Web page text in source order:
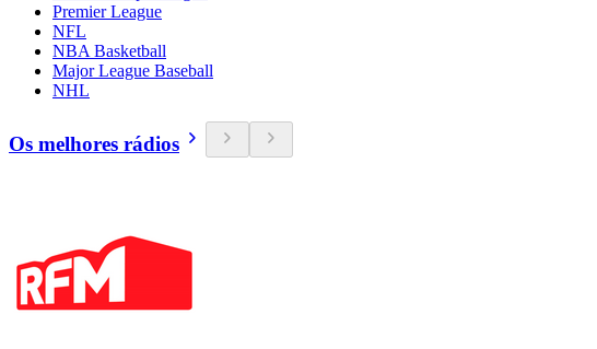
Premier League
NFL
NBA Basketball
Major League Baseball
NHL
Os melhores rádios